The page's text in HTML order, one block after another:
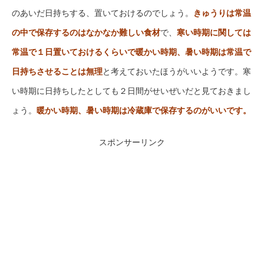
のあいだ日持ちする、置いておけるのでしょう。 きゅうりは常温
の中で保存するのはなかなか難しい食材で、 寒い時期に関しては
常温で１日置いておけるくらいで暖かい時期、暑い時期は常温で
日持ちさせることは無理と考えておいたほうがいいようです。寒
い時期に日持ちしたとしても２日間がせいぜいだと見ておきまし
ょう。 暖かい時期、暑い時期は冷蔵庫で保存するのがいいです。
スポンサーリンク